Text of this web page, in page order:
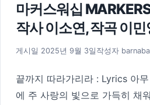
마커스워십
작사 이소연, 작곡 이민
게시일 2025년 9월 3일 작성자
끝까지 따라가리라 : Lyrics 아
에 주 사랑의 빛으로 가득히 채